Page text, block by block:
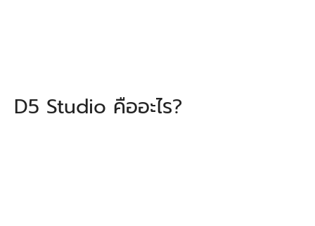
D5 Studio คืออะไร?